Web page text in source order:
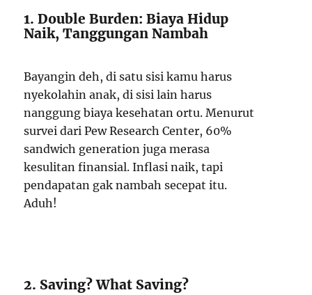
1. Double Burden: Biaya Hidup
Naik, Tanggungan Nambah
Bayangin deh, di satu sisi kamu harus
nyekolahin anak, di sisi lain harus
nanggung biaya kesehatan ortu. Menurut
survei dari Pew Research Center, 60%
sandwich generation juga merasa
kesulitan finansial. Inflasi naik, tapi
pendapatan gak nambah secepat itu.
Aduh!
2. Saving? What Saving?